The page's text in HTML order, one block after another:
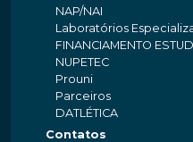
NAP/NAI
Laboratórios
FINANCIAMENTO
NUPETEC
Prouni
Parceiros
DATLÉTICA
Contatos